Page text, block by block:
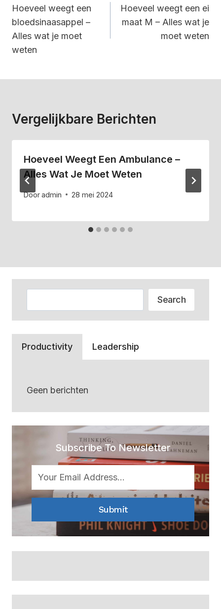
Navigatie
Hoeveel weegt een
bloedsinaasappel –
Alles wat je moet
weten
Hoeveel weegt een ei
maat M – Alles wat je
moet weten
Vergelijkbare Berichten
Hoeveel Weegt Een Ambulance –
Alles Wat Je Moet Weten
Dooradmin 28 mei 2024
Search
Productivity Leadership
Geen berichten
Subscribe To Newsletter
Submit